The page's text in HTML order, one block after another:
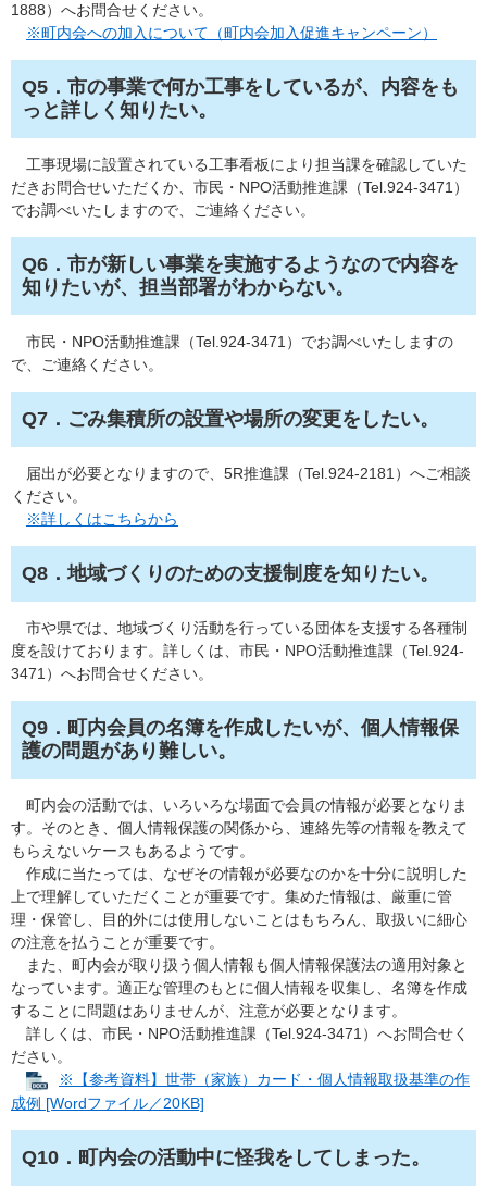
1888）へお問合せください。
※町内会への加入について（町内会加入促進キャンペーン）
Q5．市の事業で何か工事をしているが、内容をも
っと詳しく知りたい。​
工事現場に設置されている工事看板により担当課を確認していた
だきお問合せいただくか、市民・NPO活動推進課（Tel.924-3471）
でお調べいたしますので、ご連絡ください。
Q6．市が新しい事業を実施するようなので内容を
知りたいが、担当部署がわからない。​
市民・NPO活動推進課（Tel.924-3471）でお調べいたしますの
で、ご連絡ください。
Q7．ごみ集積所の設置や場所の変更をしたい。​
届出が必要となりますので、5R推進課（Tel.924-2181）へご相談
ください。
※詳しくはこちらから
Q8．地域づくりのための支援制度を知りたい。​
市や県では、地域づくり活動を行っている団体を支援する各種制
度を設けております。詳しくは、市民・NPO活動推進課（Tel.924-
3471）へお問合せください。
Q9．町内会員の名簿を作成したいが、個人情報保
護の問題があり難しい。​
町内会の活動では、いろいろな場面で会員の情報が必要となりま
す。そのとき、個人情報保護の関係から、連絡先等の情報を教えて
もらえないケースもあるようです。
作成に当たっては、なぜその情報が必要なのかを十分に説明した
上で理解していただくことが重要です。集めた情報は、厳重に管
理・保管し、目的外には使用しないことはもちろん、取扱いに細心
の注意を払うことが重要です。
また、町内会が取り扱う個人情報も個人情報保護法の適用対象と
なっています。適正な管理のもとに個人情報を収集し、名簿を作成
することに問題はありませんが、注意が必要となります。
詳しくは、市民・NPO活動推進課（Tel.924-3471）へお問合せく
ださい。
※【参考資料】世帯（家族）カード・個人情報取扱基準の作
成例 [Wordファイル／20KB]
Q10．町内会の活動中に怪我をしてしまった。​